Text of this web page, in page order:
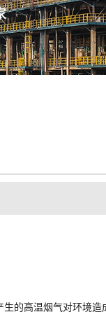
的高温烟气对环境